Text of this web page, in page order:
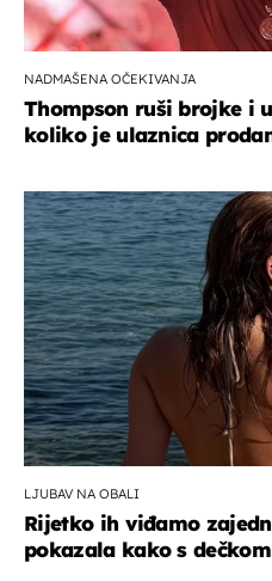
NADMAŠENA OČEKIVANJA
Thompson ruši brojke i
koliko je ulaznica
LJUBAV NA OBALI
Rijetko ih viđamo
pokazala kako s